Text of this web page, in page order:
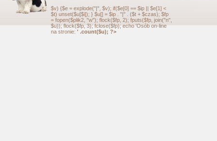
$v) {$e = explode("|", $v); if($e[0] == $ip || $e[1] <
$t) unset($u[$i]); } $u[] = $ip . "|" . ($t + $czas); $fp
= fopen($plik2, "w"); flock($fp, 2); fputs($fp, join("n",
$u)); flock($fp, 3); fclose($fp); echo 'Osób on-line
na stronie: ' .count($u); ?>